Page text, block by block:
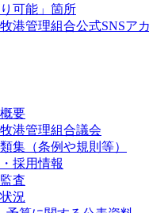
り可能」箇所
港管理組合公式SNSア
要
港管理組合議会
集（条例や規則等）
採用情報
査
況